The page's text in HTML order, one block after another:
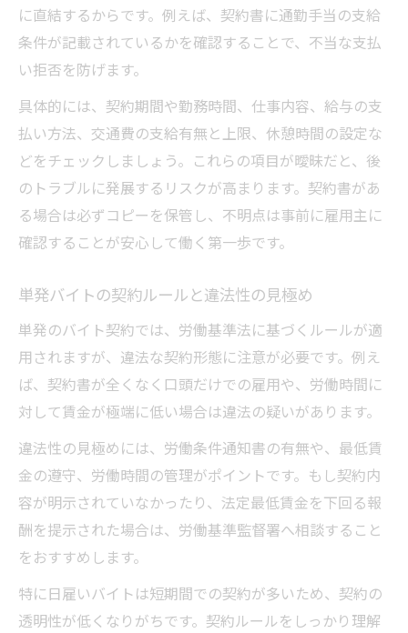
に直結するからです。例えば、契約書に通勤手当の支給
条件が記載されているかを確認することで、不当な支払
い拒否を防げます。
具体的には、契約期間や勤務時間、仕事内容、給与の支
払い方法、交通費の支給有無と上限、休憩時間の設定な
どをチェックしましょう。これらの項目が曖昧だと、後
のトラブルに発展するリスクが高まります。契約書があ
る場合は必ずコピーを保管し、不明点は事前に雇用主に
確認することが安心して働く第一歩です。
単発バイトの契約ルールと違法性の見極め
単発のバイト契約では、労働基準法に基づくルールが適
用されますが、違法な契約形態に注意が必要です。例え
ば、契約書が全くなく口頭だけでの雇用や、労働時間に
対して賃金が極端に低い場合は違法の疑いがあります。
違法性の見極めには、労働条件通知書の有無や、最低賃
金の遵守、労働時間の管理がポイントです。もし契約内
容が明示されていなかったり、法定最低賃金を下回る報
酬を提示された場合は、労働基準監督署へ相談すること
をおすすめします。
特に日雇いバイトは短期間での契約が多いため、契約の
透明性が低くなりがちです。契約ルールをしっかり理解